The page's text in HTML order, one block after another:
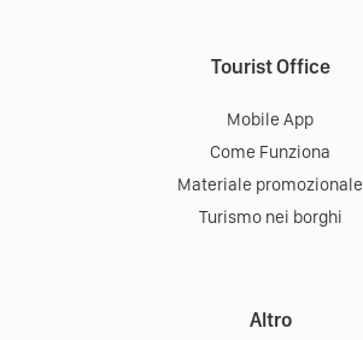
Tourist Office
Mobile App
Come Funziona
Materiale promozionale
Turismo nei borghi
Altro